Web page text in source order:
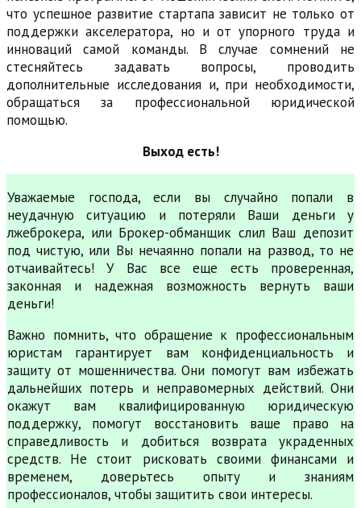
что успешное развитие стартапа зависит не только от
поддержки акселератора, но и от упорного труда и
инноваций самой команды. В случае сомнений не
стесняйтесь задавать вопросы, проводить
дополнительные исследования и, при необходимости,
обращаться за профессиональной юридической
помощью.
Выход есть!
Уважаемые господа, если вы случайно попали в
неудачную ситуацию и потеряли Ваши деньги у
лжеброкера, или Брокер-обманщик слил Ваш депозит
под чистую, или Вы нечаянно попали на развод, то не
отчаивайтесь! У Вас все еще есть проверенная,
законная и надежная возможность вернуть ваши
деньги!
Важно помнить, что обращение к профессиональным
юристам гарантирует вам конфиденциальность и
защиту от мошенничества. Они помогут вам избежать
дальнейших потерь и неправомерных действий. Они
окажут вам квалифицированную юридическую
поддержку, помогут восстановить ваше право на
справедливость и добиться возврата украденных
средств. Не стоит рисковать своими финансами и
временем, доверьтесь опыту и знаниям
профессионалов, чтобы защитить свои интересы.